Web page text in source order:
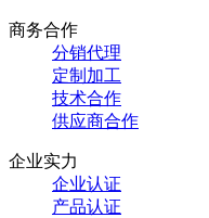
商务合作
分销代理
定制加工
技术合作
供应商合作
企业实力
企业认证
产品认证